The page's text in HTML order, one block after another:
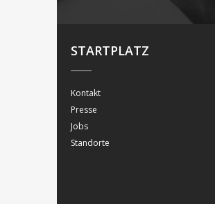
STARTPLATZ
Kontakt
Presse
Jobs
Standorte